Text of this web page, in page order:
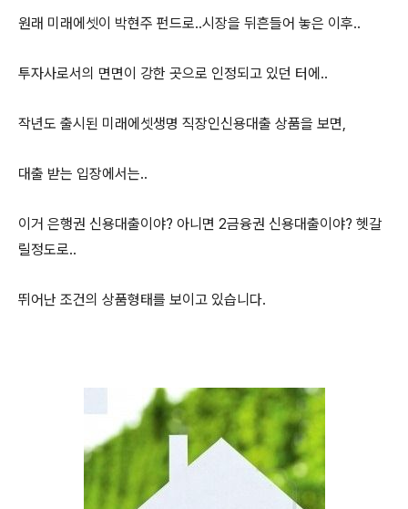
원래 미래에셋이 박현주 펀드로..시장을 뒤흔들어 놓은 이후..
투자사로서의 면면이 강한 곳으로 인정되고 있던 터에..
작년도 출시된 미래에셋생명 직장인신용대출 상품을 보면,
대출 받는 입장에서는..
이거 은행권 신용대출이야? 아니면 2금융권 신용대출이야? 헷갈
릴정도로..
뛰어난 조건의 상품형태를 보이고 있습니다.